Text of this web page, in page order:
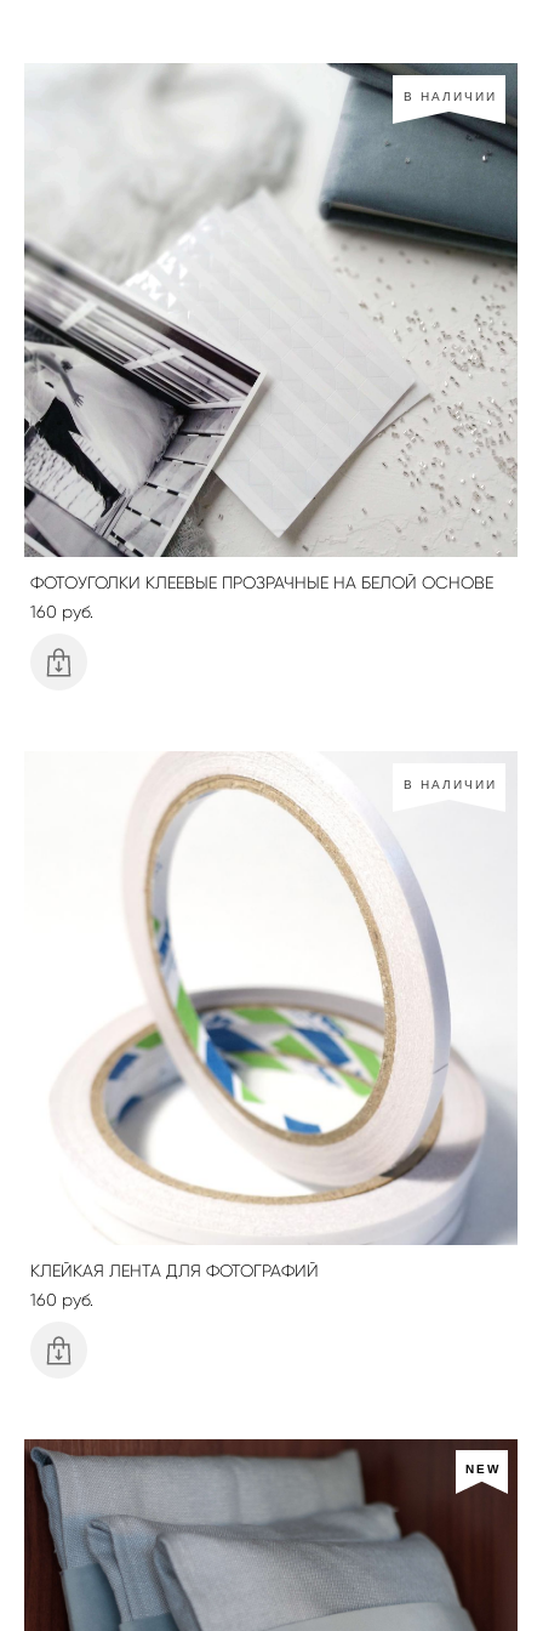
В НАЛИЧИИ
ФОТОУГОЛКИ КЛЕЕВЫЕ ПРОЗРАЧНЫЕ НА БЕЛОЙ ОСНОВЕ
160 pуб.
В НАЛИЧИИ
КЛЕЙКАЯ ЛЕНТА ДЛЯ ФОТОГРАФИЙ
160 pуб.
NEW